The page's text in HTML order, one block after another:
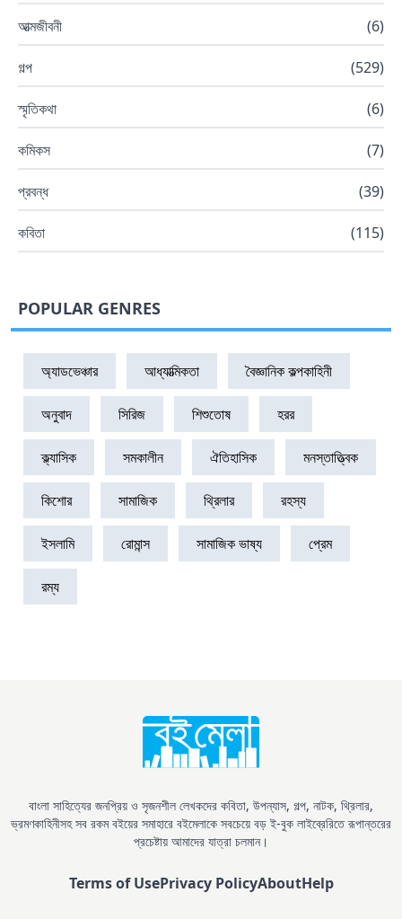
আত্মজীবনী (6)
গল্প (529)
স্মৃতিকথা (6)
কমিকস (7)
প্রবন্ধ (39)
কবিতা (115)
POPULAR GENRES
অ্যাডভেঞ্চার আধ্যাত্মিকতা বৈজ্ঞানিক কল্পকাহিনী
অনুবাদ সিরিজ শিশুতোষ হরর
ক্ল্যাসিক সমকালীন ঐতিহাসিক মনস্তাত্ত্বিক
কিশোর সামাজিক থ্রিলার রহস্য
ইসলামি রোমান্স সামাজিক ভাষ্য প্রেম
রম্য
বাংলা সাহিত্যের জনপ্রিয় ও সৃজনশীল লেখকদের কবিতা, উপন্যাস, গল্প, নাটক, থ্রিলার,
ভ্রমণকাহিনীসহ সব রকম বইয়ের সমাহারে বইমেলাকে সবচেয়ে বড় ই-বুক লাইব্রেরিতে রূপান্তরের
প্রচেষ্টায় আমাদের যাত্রা চলমান।
Terms of UsePrivacy PolicyAboutHelp